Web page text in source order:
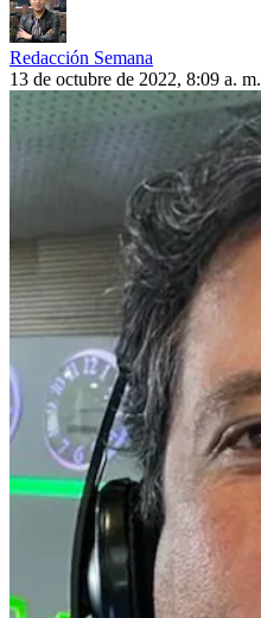
Redacción Semana
13 de octubre de 2022, 8:09 a. m.